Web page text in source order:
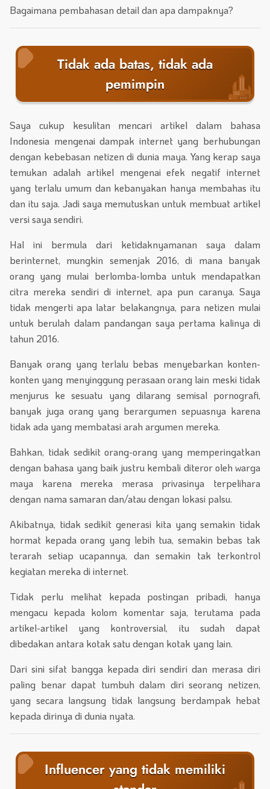
Bagaimana pembahasan detail dan apa dampaknya?
Tidak ada batas, tidak ada
pemimpin
Saya cukup kesulitan mencari artikel dalam bahasa
Indonesia mengenai dampak internet yang berhubungan
dengan kebebasan netizen di dunia maya. Yang kerap saya
temukan adalah artikel mengenai efek negatif internet
yang terlalu umum dan kebanyakan hanya membahas itu
dan itu saja. Jadi saya memutuskan untuk membuat artikel
versi saya sendiri.
Hal ini bermula dari ketidaknyamanan saya dalam
berinternet, mungkin semenjak 2016, di mana banyak
orang yang mulai berlomba-lomba untuk mendapatkan
citra mereka sendiri di internet, apa pun caranya. Saya
tidak mengerti apa latar belakangnya, para netizen mulai
untuk berulah dalam pandangan saya pertama kalinya di
tahun 2016.
Banyak orang yang terlalu bebas menyebarkan konten-
konten yang menyinggung perasaan orang lain meski tidak
menjurus ke sesuatu yang dilarang semisal pornografi,
banyak juga orang yang berargumen sepuasnya karena
tidak ada yang membatasi arah argumen mereka.
Bahkan, tidak sedikit orang-orang yang memperingatkan
dengan bahasa yang baik justru kembali diteror oleh warga
maya karena mereka merasa privasinya terpelihara
dengan nama samaran dan/atau dengan lokasi palsu.
Akibatnya, tidak sedikit generasi kita yang semakin tidak
hormat kepada orang yang lebih tua, semakin bebas tak
terarah setiap ucapannya, dan semakin tak terkontrol
kegiatan mereka di internet.
Tidak perlu melihat kepada postingan pribadi, hanya
mengacu kepada kolom komentar saja, terutama pada
artikel-artikel yang kontroversial, itu sudah dapat
dibedakan antara kotak satu dengan kotak yang lain.
Dari sini sifat bangga kepada diri sendiri dan merasa diri
paling benar dapat tumbuh dalam diri seorang netizen,
yang secara langsung tidak langsung berdampak hebat
kepada dirinya di dunia nyata.
Influencer yang tidak memiliki